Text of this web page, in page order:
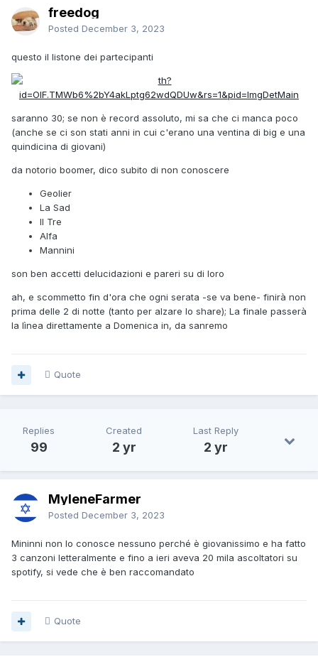
freedog
Posted December 3, 2023
questo il listone dei partecipanti
saranno 30; se non è record assoluto, mi sa che ci manca poco
(anche se ci son stati anni in cui c'erano una ventina di big e una
quindicina di giovani)
da notorio boomer, dico subito di non conoscere
Geolier
La Sad
Il Tre
Alfa
Mannini
son ben accetti delucidazioni e pareri su di loro
ah, e scommetto fin d'ora che ogni serata -se va bene- finirà non
prima delle 2 di notte (tanto per alzare lo share); La finale passerà
la lìnea direttamente a Domenica in, da sanremo
Quote
Replies
99
Created
2 yr
Last Reply
2 yr
MyleneFarmer
Posted December 3, 2023
Mininni non lo conosce nessuno perché è giovanissimo e ha fatto
3 canzoni letteralmente e fino a ieri aveva 20 mila ascoltatori su
spotify, si vede che è ben raccomandato
Quote